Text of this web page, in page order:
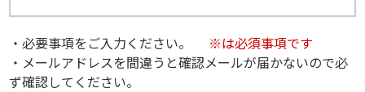
・必要事項をご入力ください。
※は必須事項です
・メールアドレスを間違うと確認メールが届かないので必
ず確認してください。